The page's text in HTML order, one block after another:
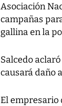
Asociación
campañas
gallina en la
Salcedo
causará daño
El empresario